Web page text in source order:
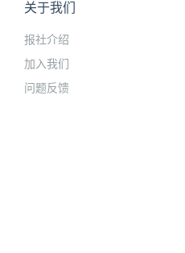
关于我们
报社介绍
加入我们
问题反馈